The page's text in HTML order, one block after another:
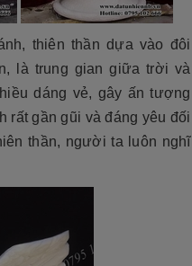
thiên thần dựa vào đôi
là trung gian giữa trời và
dáng vẻ, gây ấn tượng
rất gần gũi và đáng yêu đối
thần, người ta luôn nghĩ